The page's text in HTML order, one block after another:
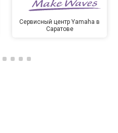
Сервисный центр Yamaha в
Саратове